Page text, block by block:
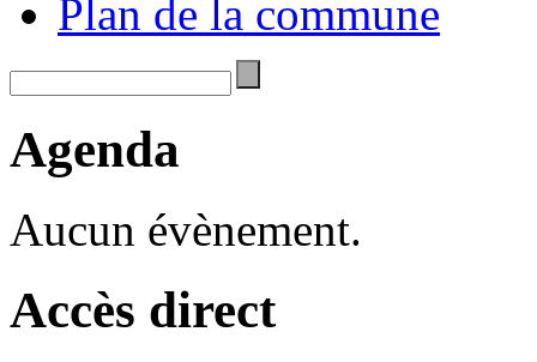
Plan de la commune
Agenda
Aucun évènement.
Accès direct